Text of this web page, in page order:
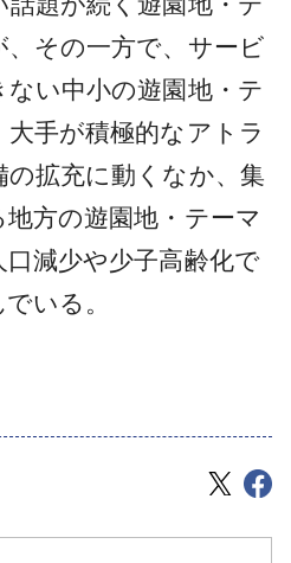
その一方で、サービ
い中小の遊園地・テ
手が積極的なアトラ
拡充に動くなか、集
方の遊園地・テーマ
減少や少子高齢化で
いる。